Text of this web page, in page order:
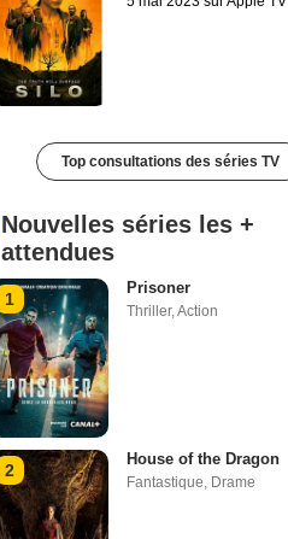
Top consultations des séries TV
Nouvelles séries les +
attendues
1
Prisoner
Thriller,Action
2
House of the Dragon
Fantastique, Drame